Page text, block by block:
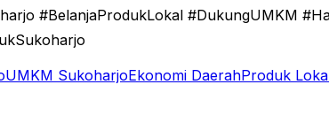
#BelanjaProdukLokal #DukungUMKM
UMKM SukoharjoEkonomi DaerahProduk